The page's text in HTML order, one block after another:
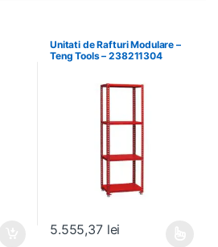
Unitati de Rafturi Modulare –
Teng Tools – 238211304
5.555,37 lei